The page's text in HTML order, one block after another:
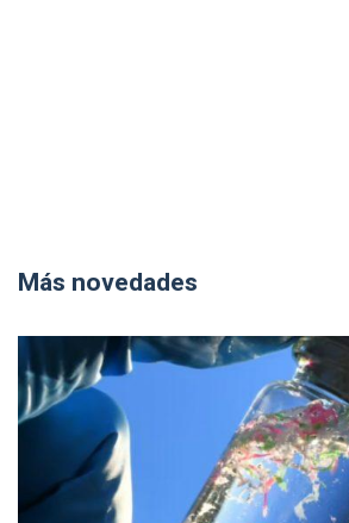
Más novedades